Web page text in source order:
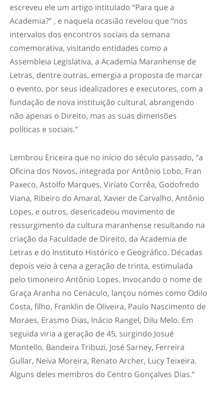
escreveu ele um artigo intitulado “Para que a
Academia?” , e naquela ocasião revelou que “nos
intervalos dos encontros sociais da semana
comemorativa, visitando entidades como a
Assembleia Legislativa, a Academia Maranhense de
Letras, dentre outras, emergia a proposta de marcar
o evento, por seus idealizadores e executores, com a
fundação de nova instituição cultural, abrangendo
não apenas o Direito, mas as suas dimensões
políticas e sociais.”
Lembrou Ericeira que no início do século passado, “a
Oficina dos Novos, integrada por Antônio Lobo, Fran
Paxeco, Astolfo Marques, Viriato Corrêa, Godofredo
Viana, Ribeiro do Amaral, Xavier de Carvalho, Antônio
Lopes, e outros, desencadeou movimento de
ressurgimento da cultura maranhense resultando na
criação da Faculdade de Direito, da Academia de
Letras e do Instituto Histórico e Geográfico. Décadas
depois veio à cena a geração de trinta, estimulada
pelo timoneiro Antônio Lopes. Invocando o nome de
Graça Aranha no Cenáculo, lançou nomes como Odilo
Costa, filho, Franklin de Oliveira, Paulo Nascimento de
Moraes, Erasmo Dias, Inácio Rangel, Dilu Melo. Em
seguida viria a geração de 45, surgindo Josué
Montello, Bandeira Tribuzi, José Sarney, Ferreira
Gullar, Neiva Moreira, Renato Archer, Lucy Teixeira.
Alguns deles membros do Centro Gonçalves Dias.”